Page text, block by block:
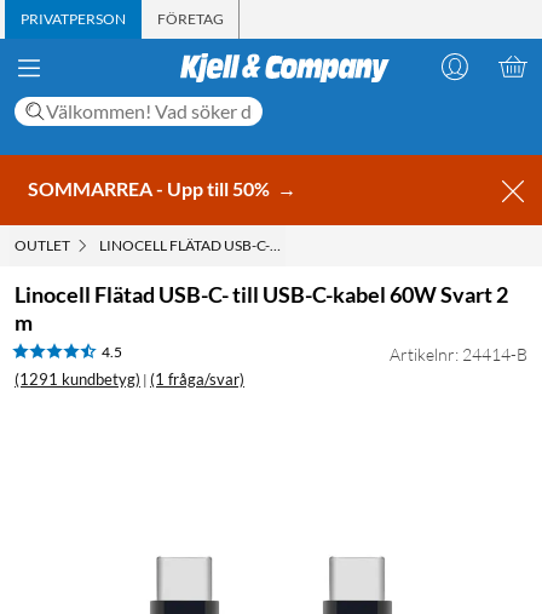
PRIVATPERSON FÖRETAG
SOMMARREA - Upp till 50% →
OUTLET LINOCELL FLÄTAD USB-C- TILL USB-C-KABEL 60W SVART 2 M
Linocell Flätad USB-C- till USB-C-kabel 60W Svart 2
m
4.5
(1291 kundbetyg) | (1 fråga/svar)
Artikelnr: 24414-B